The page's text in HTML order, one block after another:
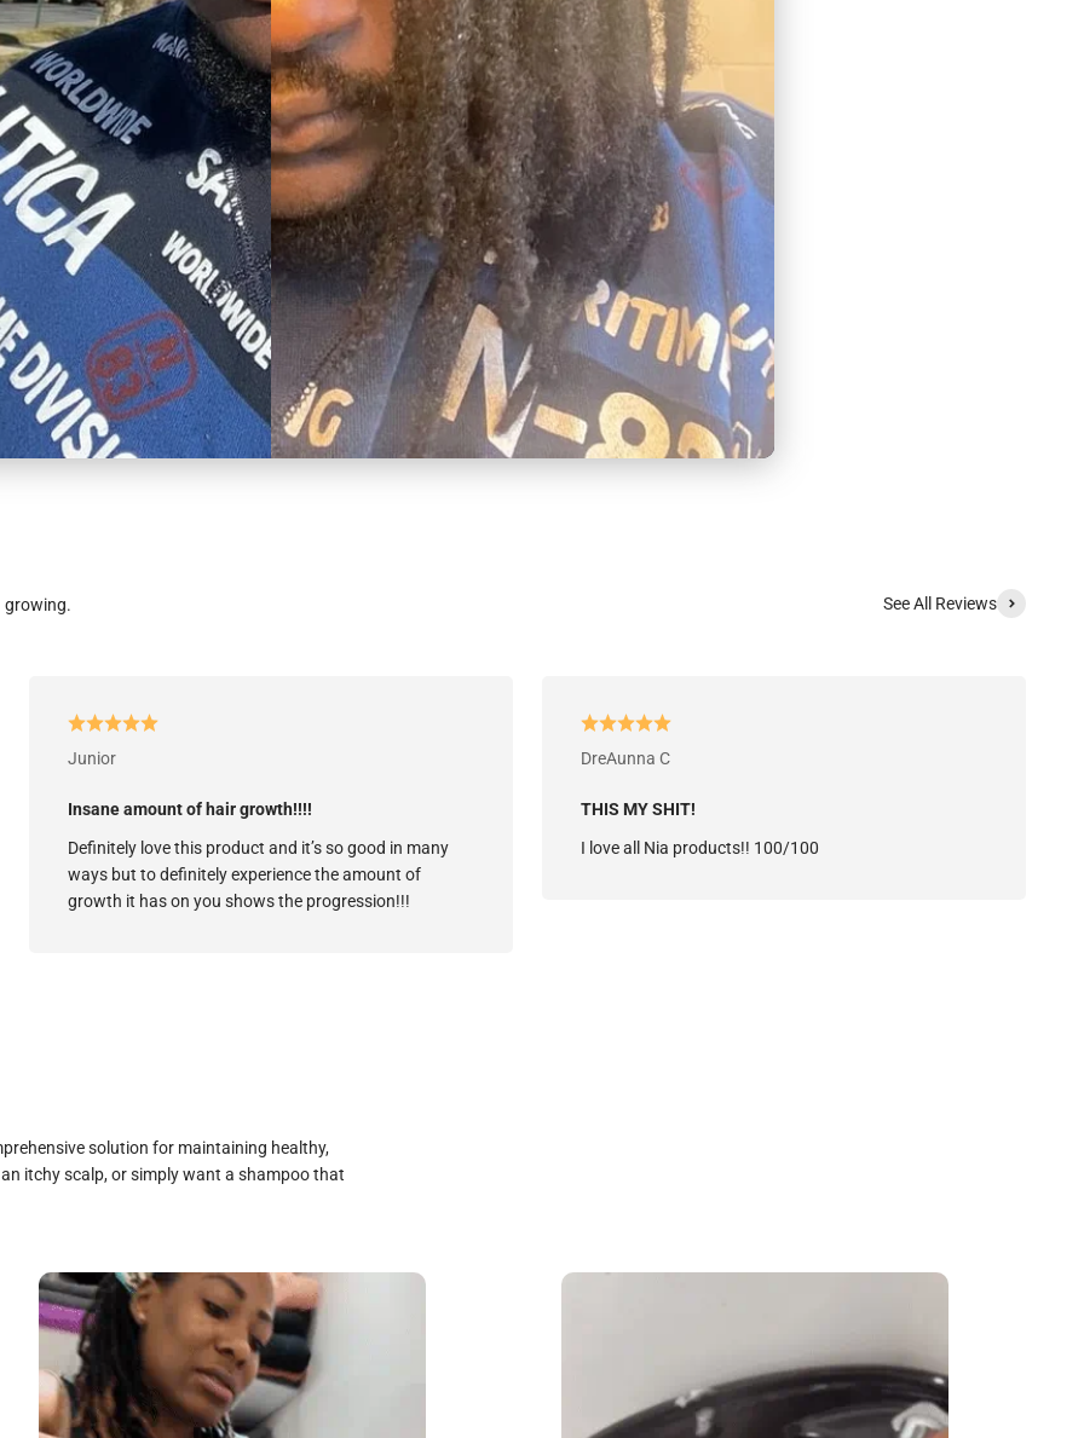
growing. See All Reviews
Junior
Insane amount of hair growth!!!!
Definitely love this product and it’s so good in many
ways but to definitely experience the amount of
growth it has on you shows the progression!!!
DreAunna C
THIS MY SHIT!
I love all Nia products!! 100/100
solution for maintaining healthy,
itchy scalp, or simply want a shampoo that